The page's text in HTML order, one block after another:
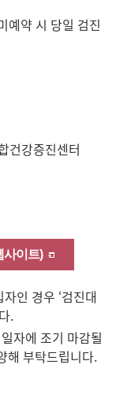
예약 시 당일 검진
건강증진센터
사이트)
인 경우 ‘검진대
.
자에 조기 마감될
해 부탁드립니다.